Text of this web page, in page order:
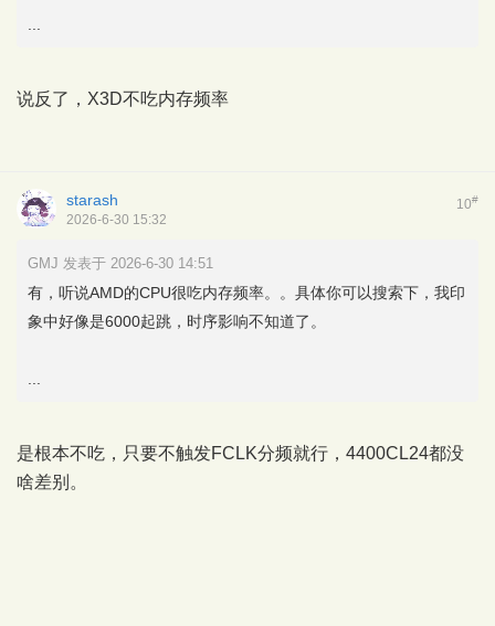
说反了，X3D不吃内存频率
10#
starash
2026-6-30 15:32
GMJ 发表于 2026-6-30 14:51
有，听说AMD的CPU很吃内存频率。。具体你可以搜索下，我印
象中好像是6000起跳，时序影响不知道了。
是根本不吃，只要不触发FCLK分频就行，4400CL24都没
啥差别。